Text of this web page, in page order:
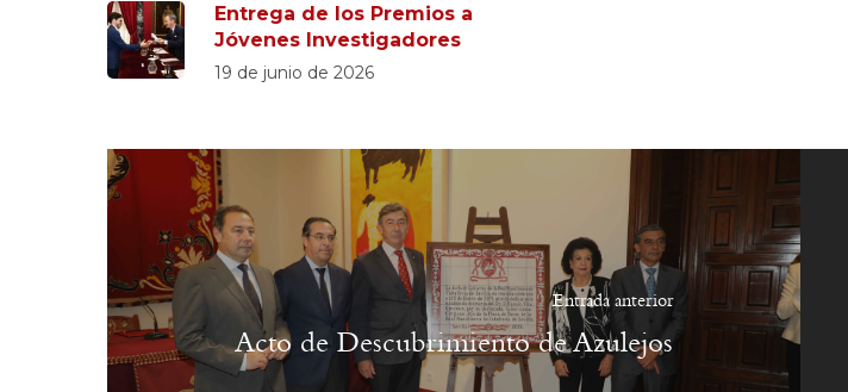
Entrega de los Premios a
Jóvenes Investigadores
19 de junio de 2026
Entrada anterior
Acto de Descubrimiento de Azulejos